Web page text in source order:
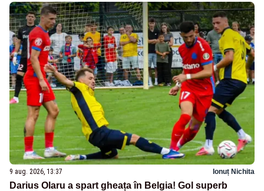
9 aug. 2026, 13:37 Ionuț Nichita
Darius Olaru a spart gheața în Belgia! Gol superb